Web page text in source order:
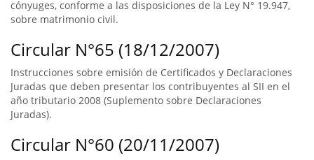
cónyuges, conforme a las disposiciones de la Ley N° 19.947,
sobre matrimonio civil.
Circular N°65 (18/12/2007)
Instrucciones sobre emisión de Certificados y Declaraciones
Juradas que deben presentar los contribuyentes al SII en el
año tributario 2008 (Suplemento sobre Declaraciones
Juradas).
Circular N°60 (20/11/2007)